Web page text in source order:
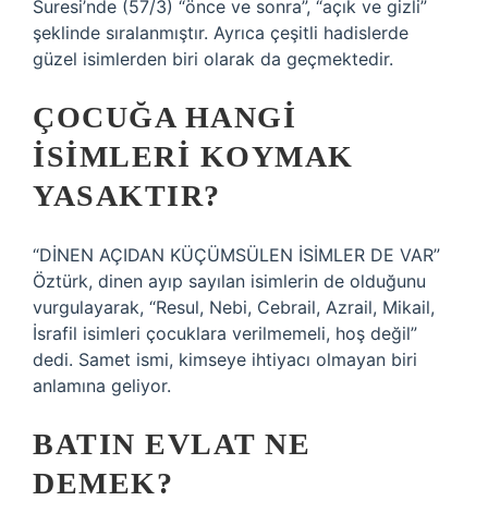
Suresi’nde (57/3) “önce ve sonra”, “açık ve gizli”
şeklinde sıralanmıştır. Ayrıca çeşitli hadislerde
güzel isimlerden biri olarak da geçmektedir.
ÇOCUĞA HANGI
ISIMLERI KOYMAK
YASAKTIR?
“DİNEN AÇIDAN KÜÇÜMSÜLEN İSİMLER DE VAR”
Öztürk, dinen ayıp sayılan isimlerin de olduğunu
vurgulayarak, “Resul, Nebi, Cebrail, Azrail, Mikail,
İsrafil isimleri çocuklara verilmemeli, hoş değil”
dedi. Samet ismi, kimseye ihtiyacı olmayan biri
anlamına geliyor.
BATIN EVLAT NE
DEMEK?